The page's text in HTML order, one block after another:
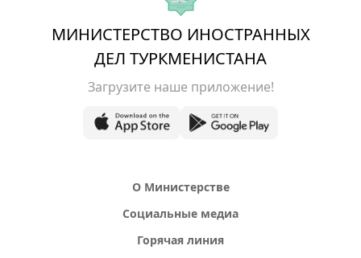
МИНИСТЕРСТВО ИНОСТРАННЫХ
ДЕЛ ТУРКМЕНИСТАНА
Загрузите наше приложение!
О Министерстве
Социальные медиа
Горячая линия